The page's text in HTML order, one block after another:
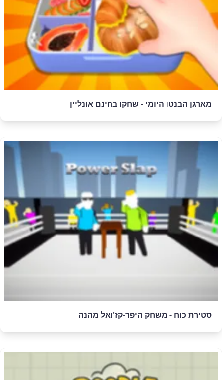
מארגן הבנטו היומי - שחקו בחינם אונליין
סטירת כוח - משחק היפר-קז'ואל מהנה